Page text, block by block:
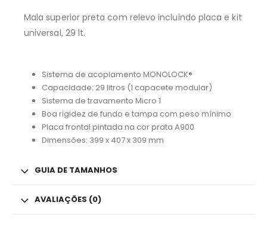
Mala superior preta com relevo incluindo placa e kit
universal, 29 lt.
Sistema de acoplamento MONOLOCK®
Capacidade: 29 litros (1 capacete modular)
Sistema de travamento Micro 1
Boa rigidez de fundo e tampa com peso mínimo
Placa frontal pintada na cor prata A900
Dimensões: 399 x 407 x 309 mm
GUIA DE TAMANHOS
AVALIAÇÕES (0)